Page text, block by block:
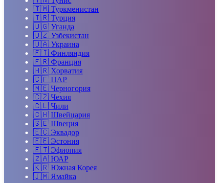
🇹🇲 Туркменистан
🇹🇷 Турция
🇺🇬 Уганда
🇺🇿 Узбекистан
🇺🇦 Украина
🇫🇮 Финляндия
🇫🇷 Франция
🇭🇷 Хорватия
🇨🇫 ЦАР
🇲🇪 Черногория
🇨🇿 Чехия
🇨🇱 Чили
🇨🇭 Швейцария
🇸🇪 Швеция
🇪🇨 Эквадор
🇪🇪 Эстония
🇪🇹 Эфиопия
🇿🇦 ЮАР
🇰🇷 Южная Корея
🇯🇲 Ямайка